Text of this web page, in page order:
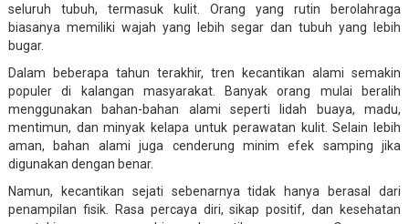
seluruh tubuh, termasuk kulit. Orang yang rutin berolahraga
biasanya memiliki wajah yang lebih segar dan tubuh yang lebih
bugar.
Dalam beberapa tahun terakhir, tren kecantikan alami semakin
populer di kalangan masyarakat. Banyak orang mulai beralih
menggunakan bahan-bahan alami seperti lidah buaya, madu,
mentimun, dan minyak kelapa untuk perawatan kulit. Selain lebih
aman, bahan alami juga cenderung minim efek samping jika
digunakan dengan benar.
Namun, kecantikan sejati sebenarnya tidak hanya berasal dari
penampilan fisik. Rasa percaya diri, sikap positif, dan kesehatan